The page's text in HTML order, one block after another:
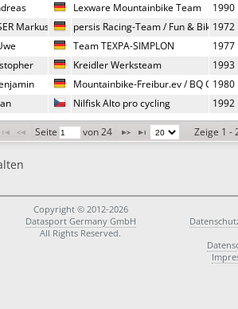
Lexware Mountainbike Team
1990
Markus persis Racing-Team / Fun & Bike1972
Team TEXPA-SIMPLON
1977
Kreidler Werksteam
1993
Mountainbike-Freibur.ev / BQ
1980
Nilfisk Alto pro cycling 1992
Seite von 24 Zeige 1 -
Copyright © 2012-2026
Datasport Germany GmbH
All Rights Reserved.